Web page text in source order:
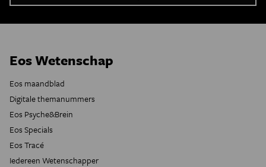
Eos Wetenschap
Eos maandblad
Digitale themanummers
Eos Psyche&Brein
Eos Specials
Eos Tracé
Iedereen Wetenschapper